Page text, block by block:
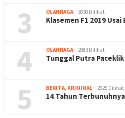
3 OLAHRAGA 3030 Dilihat
Klasemen F1 2019
4 OLAHRAGA 2983 Dilihat
Tunggal Putra
5 BERITA, KRIMINAL 2926 Dilihat
14 Tahun